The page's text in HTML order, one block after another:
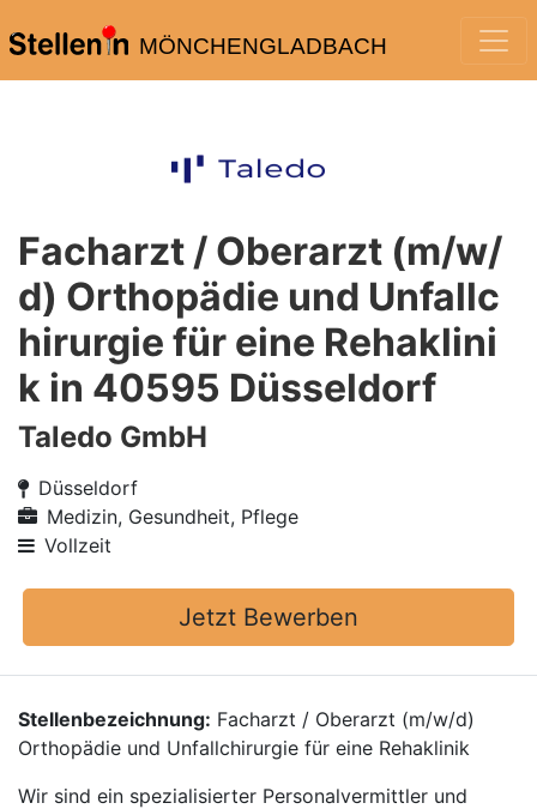
MÖNCHENGLADBACH
Facharzt / Oberarzt (m/w/
d) Orthopädie und Unfallc
hirurgie für eine Rehaklini
k in 40595 Düsseldorf
Taledo GmbH
Düsseldorf
Medizin, Gesundheit, Pflege
Vollzeit
Jetzt Bewerben
Stellenbezeichnung: Facharzt / Oberarzt (m/w/d)
Orthopädie und Unfallchirurgie für eine Rehaklinik
Wir sind ein spezialisierter Personalvermittler und